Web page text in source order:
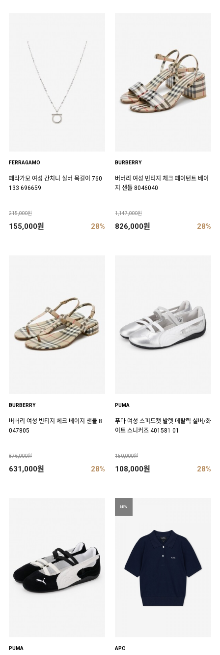
FERRAGAMO
페라가모 여성 간치니 실버 목걸이 760
133 696659
215,000원
155,000원 28%
BURBERRY
버버리 여성 빈티지 체크 페이턴트 베이
지 샌들 8046040
1,147,000원
826,000원 28%
BURBERRY
버버리 여성 빈티지 체크 베이지 샌들 8
047805
876,000원
631,000원 28%
PUMA
푸마 여성 스피드캣 발렛 메탈릭 실버/화
이트 스니커즈 401581 01
150,000원
108,000원 28%
PUMA
NEW
APC